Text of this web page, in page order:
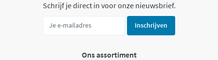
Schrijf je direct in voor onze nieuwsbrief.
Inschrijven
Ons assortiment